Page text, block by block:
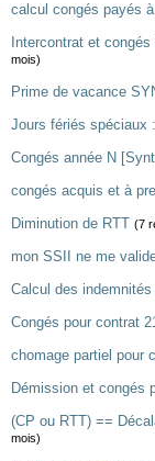
calcul congés payés
Intercontrat et
mois)
Prime de vacance
Jours fériés spéciaux
Congés année N
congés acquis et à
Diminution de RTT (7
mon SSII ne me
Calcul des
Congés pour contrat
chomage partiel pour
Démission et congés
(CP ou RTT) ==
mois)